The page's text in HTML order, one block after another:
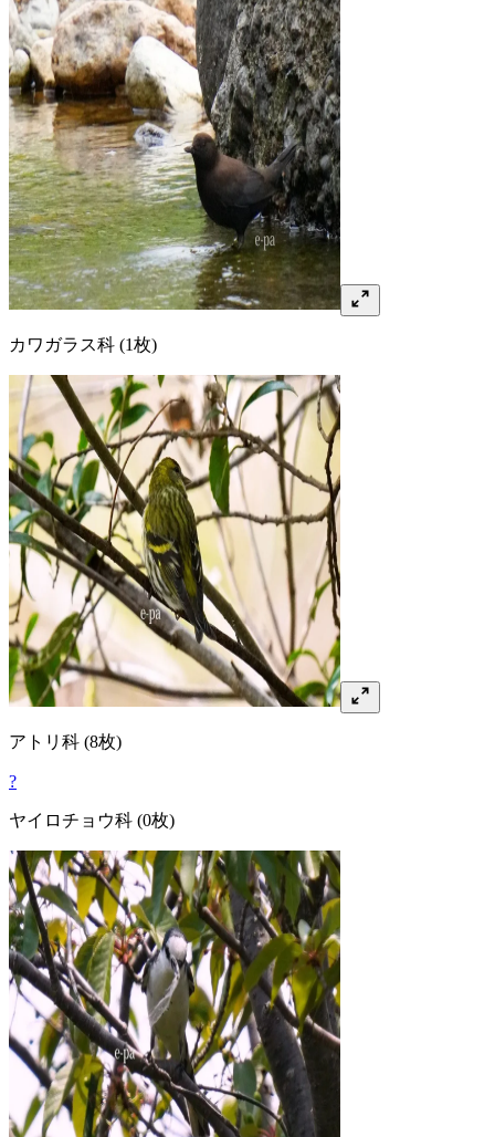
カワガラス科 (1枚)
アトリ 科 (8枚)
?
ヤイロチョウ科 (0枚)